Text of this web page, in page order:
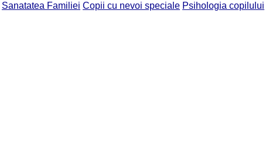
Sanatatea Familiei Copii cu nevoi speciale Psihologia copilului